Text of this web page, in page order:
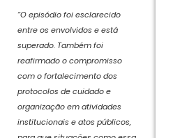
“O episódio foi esclarecido
entre os envolvidos e está
superado. Também foi
reafirmado o compromisso
com o fortalecimento dos
protocolos de cuidado e
organização em atividades
institucionais e atos públicos,